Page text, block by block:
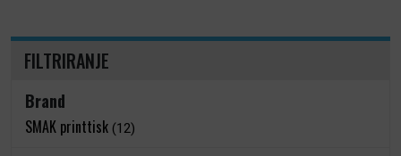
FILTRIRANJE
Brand
SMAK printtisk (12)